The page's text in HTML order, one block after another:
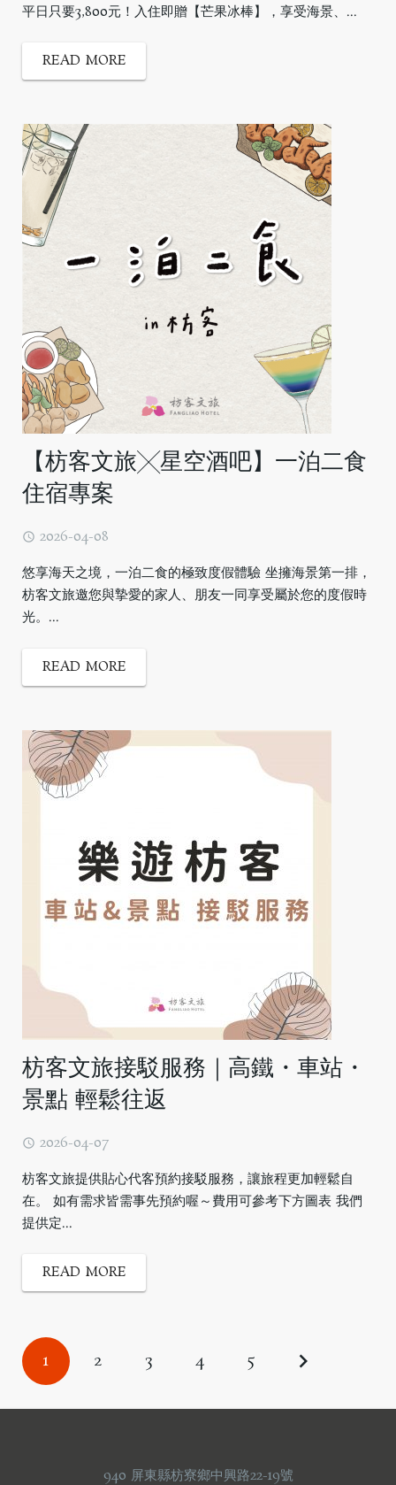
平日只要3,800元！入住即贈【芒果冰棒】，享受海景、...
READ MORE
【枋客文旅╳星空酒吧】一泊二食
住宿專案
2026-04-08
悠享海天之境，一泊二食的極致度假體驗 坐擁海景第一排，
枋客文旅邀您與摯愛的家人、朋友一同享受屬於您的度假時
光。...
READ MORE
枋客文旅接駁服務｜高鐵・車站・
景點 輕鬆往返
2026-04-07
枋客文旅提供貼心代客預約接駁服務，讓旅程更加輕鬆自
在。 如有需求皆需事先預約喔～費用可參考下方圖表 我們
提供定...
READ MORE
1 2 3 4 5
940 屏東縣枋寮鄉中興路22-19號